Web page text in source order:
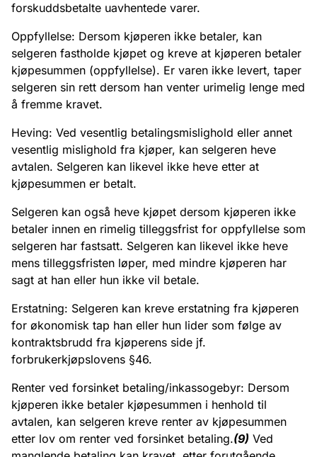
forskuddsbetalte uavhentede varer.
Oppfyllelse: Dersom kjøperen ikke betaler, kan
selgeren fastholde kjøpet og kreve at kjøperen betaler
kjøpesummen (oppfyllelse). Er varen ikke levert, taper
selgeren sin rett dersom han venter urimelig lenge med
å fremme kravet.
Heving: Ved vesentlig betalingsmislighold eller annet
vesentlig mislighold fra kjøper, kan selgeren heve
avtalen. Selgeren kan likevel ikke heve etter at
kjøpesummen er betalt.
Selgeren kan også heve kjøpet dersom kjøperen ikke
betaler innen en rimelig tilleggsfrist for oppfyllelse som
selgeren har fastsatt. Selgeren kan likevel ikke heve
mens tilleggsfristen løper, med mindre kjøperen har
sagt at han eller hun ikke vil betale.
Erstatning: Selgeren kan kreve erstatning fra kjøperen
for økonomisk tap han eller hun lider som følge av
kontraktsbrudd fra kjøperens side jf.
forbrukerkjøpslovens §46.
Renter ved forsinket betaling/inkassogebyr: Dersom
kjøperen ikke betaler kjøpesummen i henhold til
avtalen, kan selgeren kreve renter av kjøpesummen
etter lov om renter ved forsinket betaling.(9) Ved